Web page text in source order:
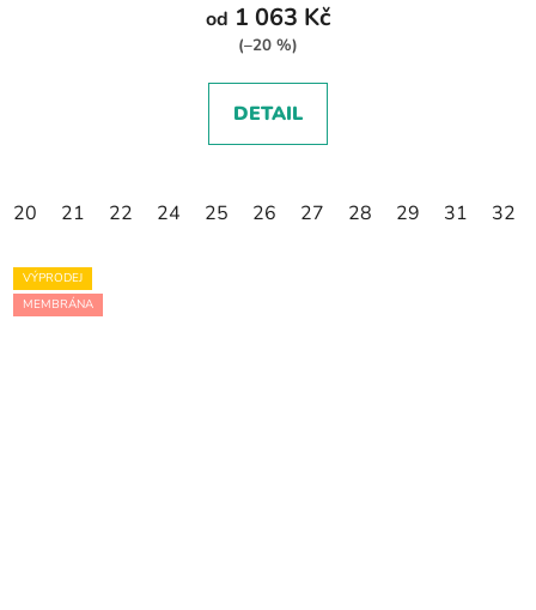
od 1 063 Kč
(–20 %)
DETAIL
20 21 22 24 25 26 27 28 29 31 32
VÝPRODEJ
MEMBRÁNA